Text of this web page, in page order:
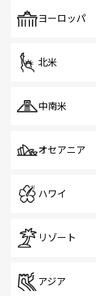
で、
ヨーロッパ
北米
中南米
オセアニア
ハワイ
リゾート
アジア